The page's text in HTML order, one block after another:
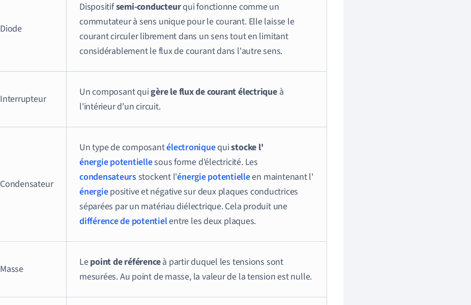
Diode
Dispositifsemi-conducteurqui fonctionne comme un
commutateur à sens unique pour le courant. Elle laisse le
courant circuler librement dans un sens tout en limitant
considérablement le flux de courant dans l'autre sens.
Interrupteur
Un composant quigère le flux de courant électriqueà
l'intérieur d'un circuit.
Condensateur
Un type de composantélectroniquequistocke l'
énergie potentiellesous forme d'électricité. Les
condensateursstockent l'énergie potentielleen maintenant l'
énergiepositive et négative sur deux plaques conductrices
séparées par un matériau diélectrique. Cela produit une
différence de potentielentre les deux plaques.
Masse
Lepoint de référenceà partir duquel les tensions sont
mesurées. Au point de masse, la valeur de la tension est nulle.